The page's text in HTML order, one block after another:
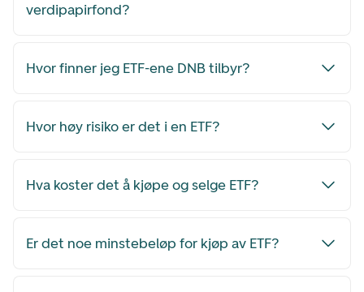
verdipapirfond?
Hvor finner jeg ETF-ene DNB tilbyr?
Hvor høy risiko er det i en ETF?
Hva koster det å kjøpe og selge ETF?
Er det noe minstebeløp for kjøp av ETF?